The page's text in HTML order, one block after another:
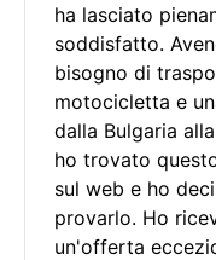
ha lasciato
soddisfatto.
bisogno di
motocicletta e
dalla Bulgaria
ho trovato
sul web e ho
provarlo. Ho
un'offerta